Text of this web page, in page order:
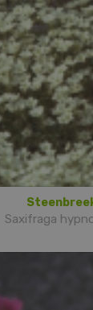
Saxifraga